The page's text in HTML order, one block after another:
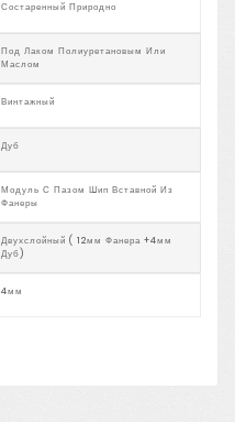
Состаренный Природно
Под Лаком Полиуретановым Или
Маслом
Винтажный
Дуб
Модуль С Пазом Шип Вставной Из
Фанеры
Двухслойный ( 12мм Фанера +4мм
Дуб)
4мм